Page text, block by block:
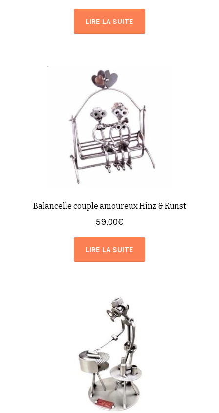
LIRE LA SUITE
Balancelle couple amoureux Hinz & Kunst
59,00€
LIRE LA SUITE